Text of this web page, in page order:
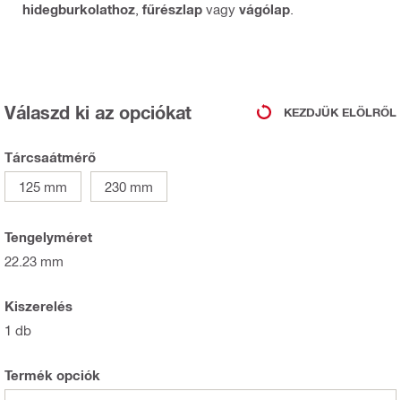
hidegburkolathoz fűrészlap vagy vágólap
Válaszd ki az opciókat KEZDJÜK ELÖLRŐL
Tárcsaátmérő
125 mm
230 mm
Tengelyméret
22.23 mm
Kiszerelés
1 db
Termék opciók